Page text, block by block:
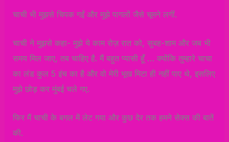
चाची भी मुझसे चिपक गईं और मुझे पागलों जैसे चूमने लगीं.
चाची ने मुझसे कहा- मुझे ये काम रोज़ रात को, सुबह-शाम और जब भी
समय मिल जाए, तब चाहिए है. मैं बहुत प्यासी हूँ … क्योंकि तुम्हारे चाचा
का लंड कुल 5 इंच का है और वो मेरी भूख मिटा ही नहीं पाए थे, इसलिए
मुझे छोड़ कर मुंबई चले गए.
फिर मैं चाची के बगल में लेट गया और कुछ देर तक हमने सेक्स की बातें
की.